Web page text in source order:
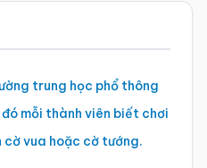
trung học phổ thông
mỗi thành viên biết chơi
vua hoặc cờ tướng.